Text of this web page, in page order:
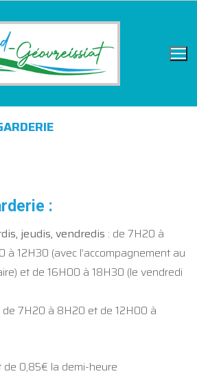
:
jeudis, vendredis : de 7H20 à
à 12H30 (avec l’accompagnement au
et de 16H00 à 18H30 (le vendredi
de 7H20 à 8H20 et de 12H00 à
de 0,85€ la demi-heure